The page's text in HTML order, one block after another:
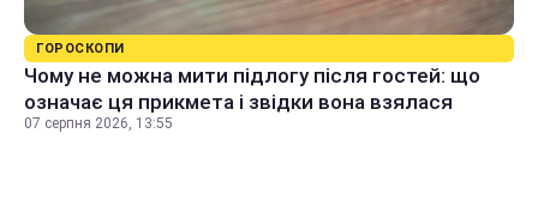
ГОРОСКОПИ
Чому не можна мити підлогу після гостей: що
означає ця прикмета і звідки вона взялася
07 серпня 2026, 13:55